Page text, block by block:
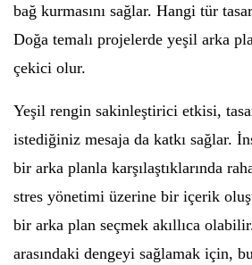
bağ kurmasını sağlar. Hangi tür
Doğa temalı projelerde yeşil arka
çekici olur.
Yeşil rengin sakinleştirici etkisi,
istediğiniz mesaja da katkı sağlar.
bir arka planla karşılaştıklarında
stres yönetimi üzerine bir içerik
bir arka plan seçmek akıllıca
arasındaki dengeyi sağlamak için,